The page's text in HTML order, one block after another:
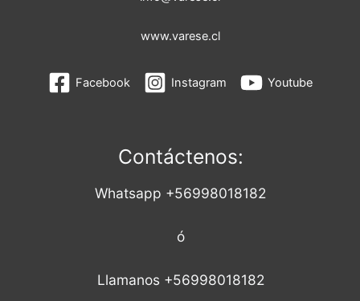
www.varese.cl
Facebook Instagram Youtube
Contáctenos:
Whatsapp +56998018182
ó
Llamanos +56998018182